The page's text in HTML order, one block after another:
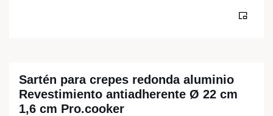
Sartén para crepes redonda aluminio
Revestimiento antiadherente Ø 22 cm
1,6 cm Pro.cooker